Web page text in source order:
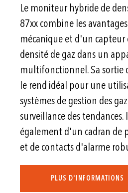
Le moniteur hybride de
87xx combine les
mécanique et d'un
densité de gaz dans un
multifonctionnel. Sa sortie
le rend idéal pour une
systèmes de gestion des
surveillance des tendances.
également d'un cadran de
et de contacts d'alarme
PLUS D'INFORMATIONS